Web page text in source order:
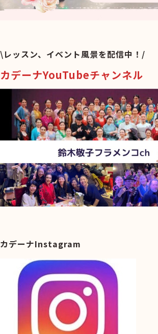
\レッスン、イベント風景を配信中！/
カデーナYouTubeチャンネル
カデーナInstagram